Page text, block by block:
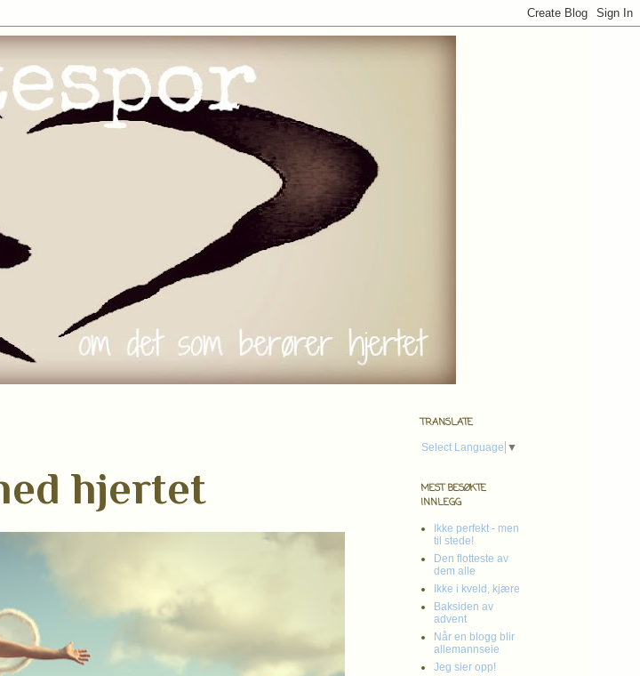
hjertet
TRANSLATE
Select Language ▼
MEST BESØKTE
INNLEGG
Ikke perfekt - men
til stede!
Den flotteste av
dem alle
Ikke i kveld, kjære
Baksiden av
advent
Når en blogg blir
allemannseie
Jeg sier opp!